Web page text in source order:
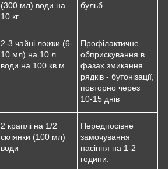
(300 мл) води на
10 кг
бульб.
2-3 чайні ложки (6-
10 мл) на 10 л
води на 100 кв.м
Профілактичне
обприскування в
фазах змикання
рядків - бутонізації,
повторно через
10-15 днів
2 краплі на 1/2
склянки (100 мл)
води
Передпосівне
замочування
насіння на 1-2
години.